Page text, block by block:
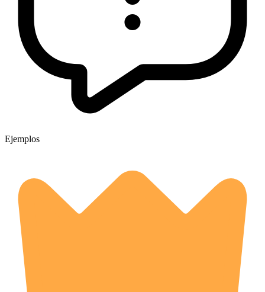
Ejemplos